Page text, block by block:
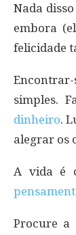
Nada disso
embora
felicidade
simples.
dinheiro.
alegrar os
A vida é
Procure a